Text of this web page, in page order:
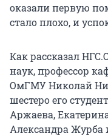
оказали первую
стало плохо, и
Как рассказал
наук, профессор
ОмГМУ Николай
шестеро его
Аржаева,
Александра